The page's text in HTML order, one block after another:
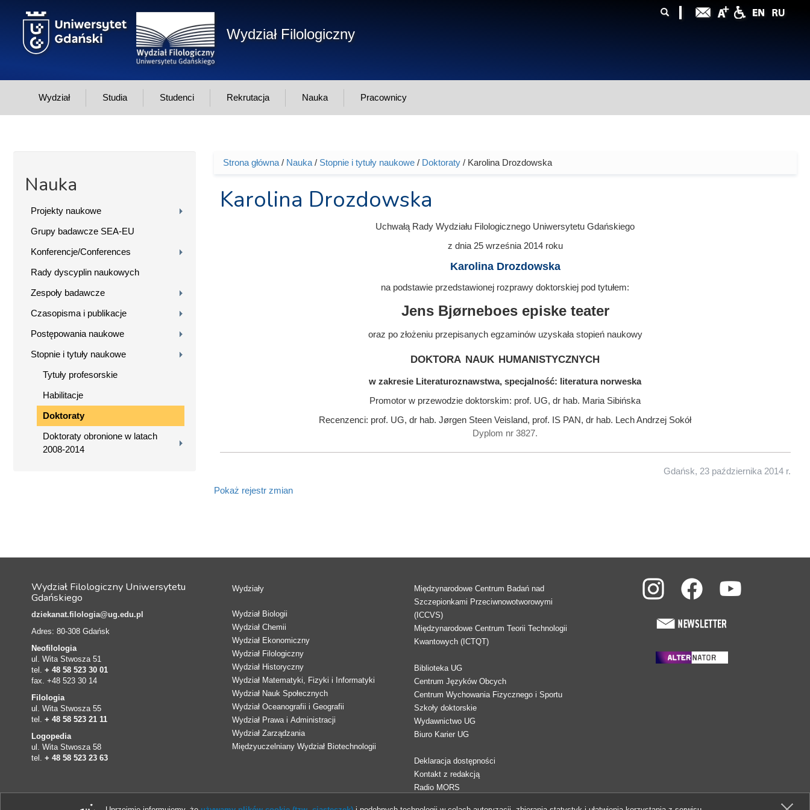
Wydział Filologiczny
Wydział Studia Studenci Rekrutacja Nauka Pracownicy
Nauka
Projekty naukowe
Grupy badawcze SEA-EU
Konferencje/Conferences
Rady dyscyplin naukowych
Zespoły badawcze
Czasopisma i publikacje
Postępowania naukowe
Stopnie i tytuły naukowe
Tytuły profesorskie
Habilitacje
Doktoraty
Doktoraty obronione w latach
2008-2014
Jesteś tutaj
Strona główna/ Nauka/ Stopnie i tytuły naukowe/ Doktoraty/ Karolina Drozdowska
Karolina Drozdowska
Uchwałą Rady Wydziału Filologicznego Uniwersytetu Gdańskiego
z dnia 25 września 2014roku
Karolina Drozdowska
na podstawie przedstawionej rozprawy doktorskiej pod tytułem:
Jens Bjørneboes episke teater
oraz po złożeniu przepisanych egzaminów uzyskała stopień naukowy
doktora nauk humanistycznych
w zakresie Literaturoznawstwa, specjalność: literatura norweska
Promotor w przewodzie doktorskim: prof. UG, dr hab. Maria Sibińska
Recenzenci: prof. UG, dr hab. Jørgen Steen Veisland, prof. IS PAN, dr hab. Lech Andrzej Sokół
Dyplom nr 3827.
Gdańsk, 23 października 2014 r.
Pokaż rejestr zmian
Wydział Filologiczny Uniwersytetu
Gdańskiego
dziekanat.filologia@ug.edu.pl
Adres: 80-308 Gdańsk
Neofilologia
ul. Wita Stwosza 51
tel. + 48 58 523 30 01
fax. +48 523 30 14
Filologia
ul. Wita Stwosza 55
tel. + 48 58 523 21 11
Logopedia
ul. Wita Stwosza 58
tel. + 48 58 523 23 63
Wydziały
Wydział Biologii
Wydział Chemii
Wydział Ekonomiczny
Wydział Filologiczny
Wydział Historyczny
Wydział Matematyki, Fizyki i Informatyki
Wydział Nauk Społecznych
Wydział Oceanografii i Geografii
Wydział Prawa i Administracji
Wydział Zarządzania
Międzyuczelniany Wydział Biotechnologii
Międzynarodowe Centrum Badań nad
Szczepionkami Przeciwnowotworowymi
(ICCVS)
Międzynarodowe Centrum Teorii Technologii
Kwantowych (ICTQT)
Biblioteka UG
Centrum Języków Obcych
Centrum Wychowania Fizycznego i Sportu
Szkoły doktorskie
Wydawnictwo UG
Biuro Karier UG
Deklaracja dostępności
Kontakt z redakcją
Radio MORS